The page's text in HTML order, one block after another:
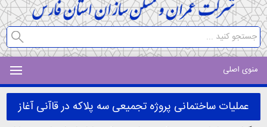
منوی اصلی
عملیات ساختمانی پروژه تجمیعی سه پلاکه در قاآنی آغاز